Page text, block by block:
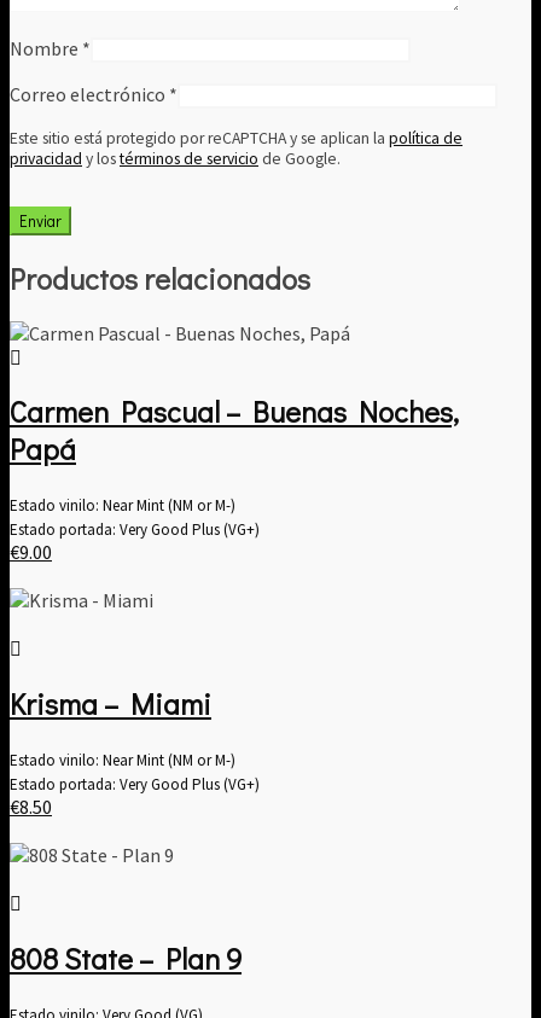
Nombre *
Correo electrónico *
Este sitio está protegido por reCAPTCHA y se aplican la política de
privacidad y lostérminos de servicio de Google.
Productos relacionados
Carmen Pascual – Buenas Noches,
Papá
Estado vinilo: Near Mint (NM or M-)
Estado portada: Very Good Plus (VG+)
€9.00
Krisma – Miami
Estado vinilo: Near Mint (NM or M-)
Estado portada: Very Good Plus (VG+)
€8.50
808 State – Plan 9